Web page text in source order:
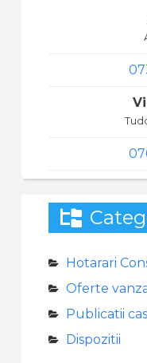
Hotarari
Oferte
Publicatii
Dispozitii